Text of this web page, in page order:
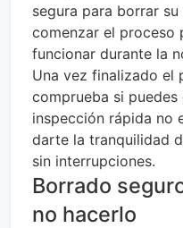
segura para borrar
comenzar el proceso
funcionar durante la
Una vez finalizado el
comprueba si
inspección rápida no
darte la tranquilidad
sin interrupciones.
Borrado
no hacerlo